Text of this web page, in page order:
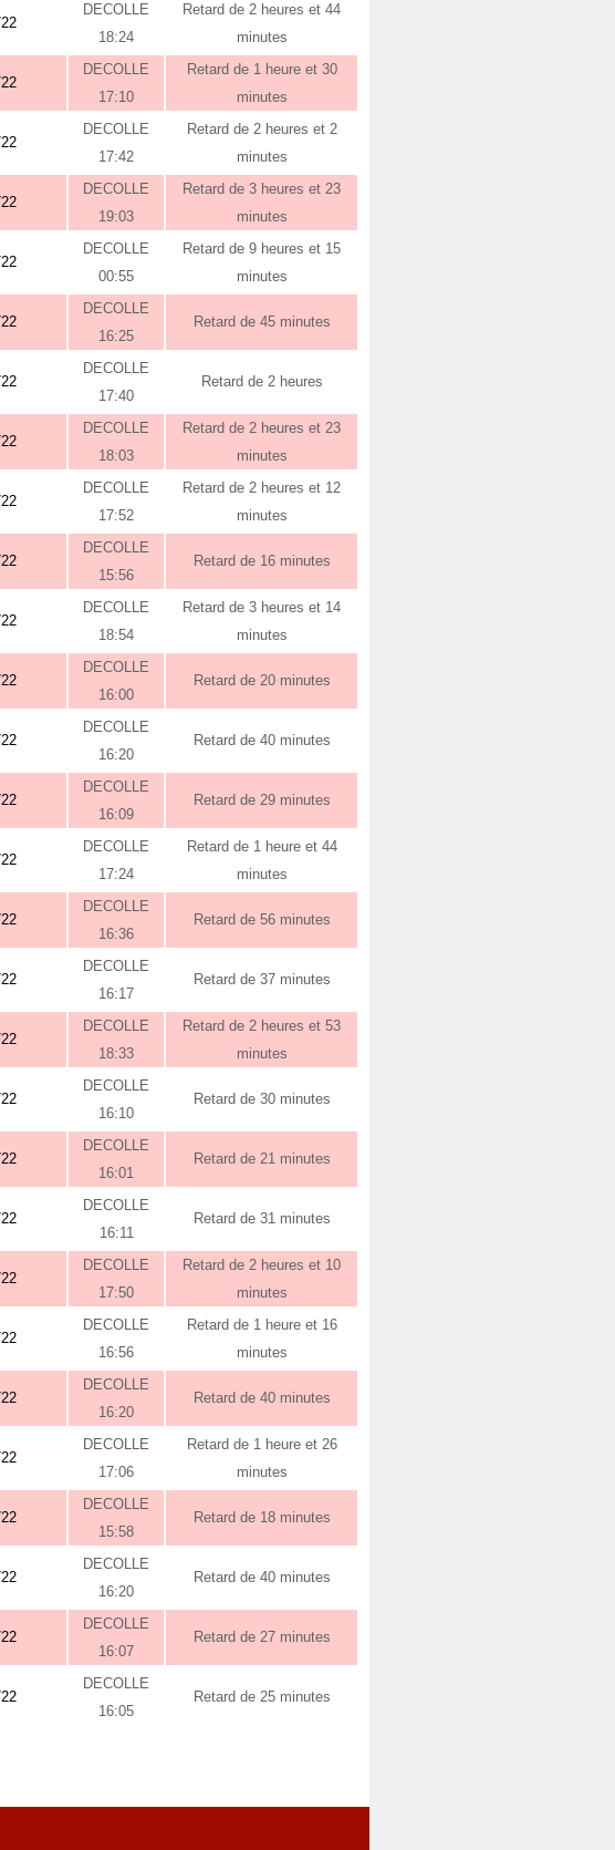
DECOLLE
18:24
Retard de 2 heures et 44
minutes
DECOLLE
17:10
Retard de 1 heure et 30
minutes
DECOLLE
17:42
Retard de 2 heures et 2
minutes
DECOLLE
19:03
Retard de 3 heures et 23
minutes
DECOLLE
00:55
Retard de 9 heures et 15
minutes
DECOLLE
16:25
Retard de 45 minutes
DECOLLE
17:40
Retard de 2 heures
DECOLLE
18:03
Retard de 2 heures et 23
minutes
DECOLLE
17:52
Retard de 2 heures et 12
minutes
DECOLLE
15:56
Retard de 16 minutes
DECOLLE
18:54
Retard de 3 heures et 14
minutes
DECOLLE
16:00
Retard de 20 minutes
DECOLLE
16:20
Retard de 40 minutes
DECOLLE
16:09
Retard de 29 minutes
DECOLLE
17:24
Retard de 1 heure et 44
minutes
DECOLLE
16:36
Retard de 56 minutes
DECOLLE
16:17
Retard de 37 minutes
DECOLLE
18:33
Retard de 2 heures et 53
minutes
DECOLLE
16:10
Retard de 30 minutes
DECOLLE
16:01
Retard de 21 minutes
DECOLLE
16:11
Retard de 31 minutes
DECOLLE
17:50
Retard de 2 heures et 10
minutes
DECOLLE
16:56
Retard de 1 heure et 16
minutes
DECOLLE
16:20
Retard de 40 minutes
DECOLLE
17:06
Retard de 1 heure et 26
minutes
DECOLLE
15:58
Retard de 18 minutes
DECOLLE
16:20
Retard de 40 minutes
DECOLLE
16:07
Retard de 27 minutes
DECOLLE
16:05
Retard de 25 minutes